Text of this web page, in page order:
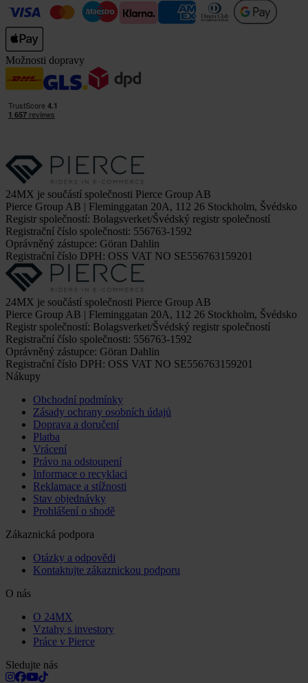
Možnosti dopravy
24MX je součástí společnosti Pierce Group AB
Pierce Group AB | Fleminggatan 20A, 112 26 Stockholm, Švédsko
Registr společností: Bolagsverket/Švédský registr společností
Registrační číslo společnosti: 556763-1592
Oprávněný zástupce: Göran Dahlin
Registrační číslo DPH: OSS VAT NO SE556763159201
24MX je součástí společnosti Pierce Group AB
Pierce Group AB | Fleminggatan 20A, 112 26 Stockholm, Švédsko
Registr společností: Bolagsverket/Švédský registr společností
Registrační číslo společnosti: 556763-1592
Oprávněný zástupce: Göran Dahlin
Registrační číslo DPH: OSS VAT NO SE556763159201
Nákupy
Obchodní podmínky
Zásady ochrany osobních údajů
Doprava a doručení
Platba
Vrácení
Právo na odstoupení
Informace o recyklaci
Reklamace a stížnosti
Stav objednávky
Prohlášení o shodě
Zákaznická podpora
Otázky a odpovědi
Kontaktujte zákaznickou podporu
O nás
O 24MX
Vztahy s investory
Práce v Pierce
Sledujte nás